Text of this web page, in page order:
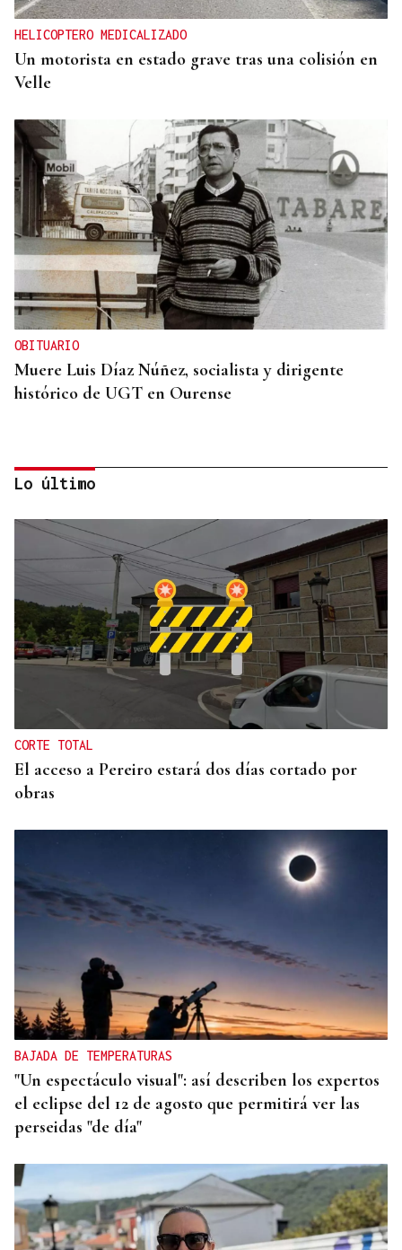
HELICOPTERO MEDICALIZADO
Un motorista en estado grave tras una colisión en
Velle
OBITUARIO
Muere Luis Díaz Núñez, socialista y dirigente
histórico de UGT en Ourense
CANEDO
Un herido en la colisión entre dos coches en la
entrada a las termas de Outariz
Lo último
CORTE TOTAL
El acceso a Pereiro estará dos días cortado por
obras
BAJADA DE TEMPERATURAS
"Un espectáculo visual": así describen los expertos
el eclipse del 12 de agosto que permitirá ver las
perseidas "de día"